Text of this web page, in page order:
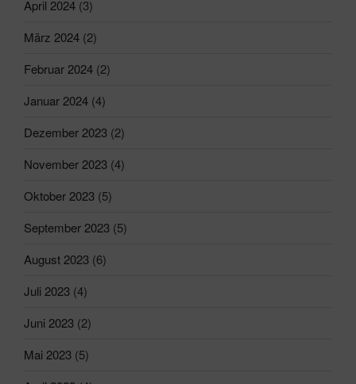
April 2024 (3)
März 2024 (2)
Februar 2024 (2)
Januar 2024 (4)
Dezember 2023 (2)
November 2023 (4)
Oktober 2023 (5)
September 2023 (5)
August 2023 (6)
Juli 2023 (4)
Juni 2023 (2)
Mai 2023 (5)